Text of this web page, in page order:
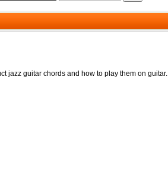
jazz guitar chords and how to play them on guitar.